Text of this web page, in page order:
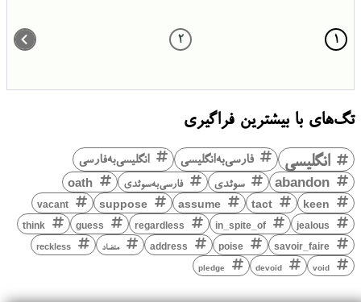
تگ‌های با بیشترین فراگیری
انگلیسی
فارسی‌به‌انگلیسی انگلیسی‌به‌فارسی
abandon سوئدی فارسی‌به‌سوئدی
oath
keen
tact
assume
suppose
vacant
jealous
in_spite_of
regardless
guess
think
savoir_faire
poise
address متضاد reckless
void
devoid
pledge
1
2